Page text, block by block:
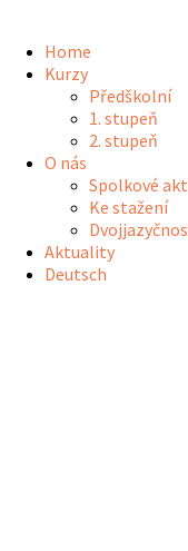
Home
Kurzy
Předškolní
1. stupeň
2. stupeň
O nás
Spolkové
Ke stažení
Aktuality
Deutsch